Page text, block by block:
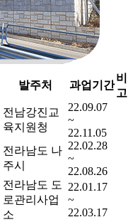
발주처 과업기간
비
고
전남강진교
육지원청
22.09.07
~
22.11.05
전라남도 나
주시
22.02.28
~
22.08.26
전라남도 도
로관리사업
소
22.01.17
~
22.03.17